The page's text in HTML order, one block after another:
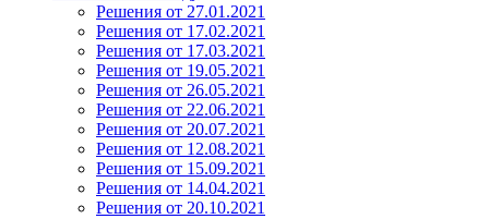
Решения от 27.01.2021
Решения от 17.02.2021
Решения от 17.03.2021
Решения от 19.05.2021
Решения от 26.05.2021
Решения от 22.06.2021
Решения от 20.07.2021
Решения от 12.08.2021
Решения от 15.09.2021
Решения от 14.04.2021
Решения от 20.10.2021